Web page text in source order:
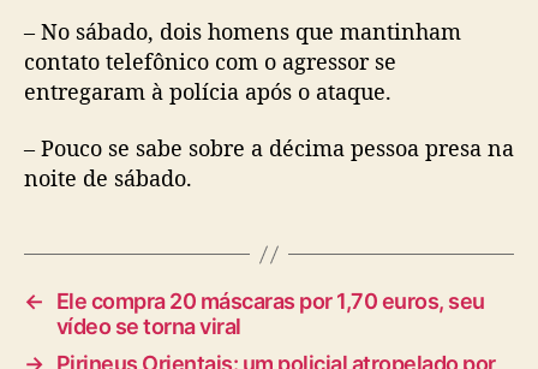
– No sábado, dois homens que mantinham
contato telefônico com o agressor se
entregaram à polícia após o ataque.
– Pouco se sabe sobre a décima pessoa presa na
noite de sábado.
←
Ele compra 20 máscaras por 1,70 euros, seu
vídeo se torna viral
→ Pirineus Orientais: um policial atropelado por